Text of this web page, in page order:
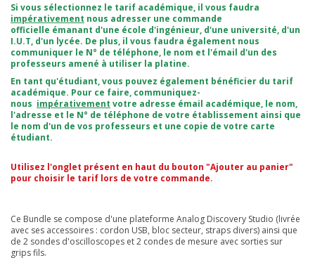
Si vous sélectionnez le tarif académique, il vous faudra
impérativement nous adresser une commande
officielle émanant d'une école d'ingénieur, d'une université, d'un
I.U.T, d'un lycée. De plus, il vous faudra également nous
communiquer le N° de téléphone, le nom et l'émail d'un des
professeurs amené à utiliser la platine.
En tant qu'étudiant, vous pouvez également bénéficier du tarif
académique. Pour ce faire, communiquez-
nous impérativement votre adresse émail académique, le nom,
l'adresse et le N° de téléphone de votre établissement ainsi que
le nom d'un de vos professeurs et une copie de votre carte
étudiant.
Utilisez l'onglet présent en haut du bouton "Ajouter au panier"
pour choisir le tarif lors de votre commande.
Ce Bundle se compose d'une plateforme Analog Discovery Studio (livrée
avec ses accessoires : cordon USB, bloc secteur, straps divers) ainsi que
de 2 sondes d'oscilloscopes et 2 condes de mesure avec sorties sur
grips fils.